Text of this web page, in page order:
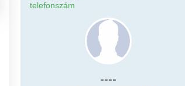
telefonszám
----